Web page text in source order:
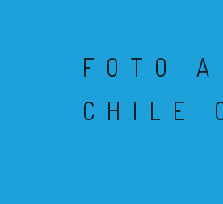
FOTO
CHILE